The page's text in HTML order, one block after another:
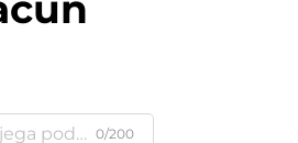
0/200